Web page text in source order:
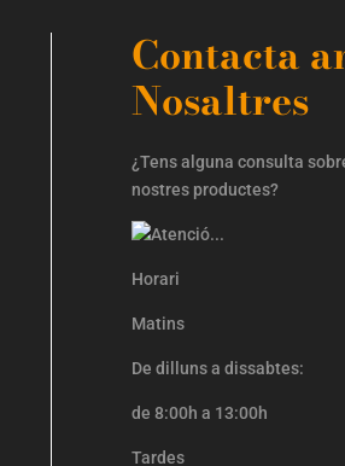
Contacta
Nosaltres
¿Tens alguna consulta
nostres productes?
Horari
Matins
De dilluns a dissabtes:
de 8:00h a 13:00h
Tardes